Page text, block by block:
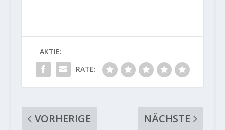
AKTIE:
RATE:
VORHERIGE NÄCHSTE